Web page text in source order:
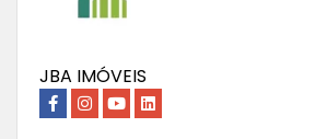
JBA IMÓVEIS